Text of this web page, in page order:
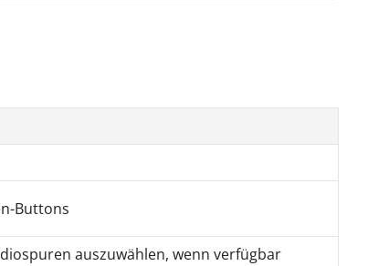
Buttons
auszuwählen, wenn verfügbar